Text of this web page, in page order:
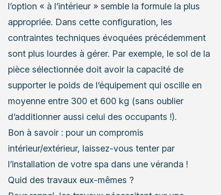
l’option « à l’intérieur » semble la formule la plus
appropriée. Dans cette configuration, les
contraintes techniques évoquées précédemment
sont plus lourdes à gérer. Par exemple, le sol de la
pièce sélectionnée doit avoir la capacité de
supporter le poids de l’équipement qui oscille en
moyenne entre 300 et 600 kg (sans oublier
d’additionner aussi celui des occupants !).
Bon à savoir : pour un compromis
intérieur/extérieur, laissez-vous tenter par
l’installation de votre spa dans une véranda !
Quid des travaux eux-mêmes ?